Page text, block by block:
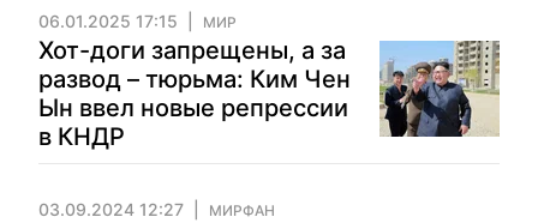
06.01.2025 17:15 МИР
Хот-доги запрещены, а за
развод – тюрьма: Ким Чен
Ын ввел новые репрессии
в КНДР
03.09.2024 12:27 МИРФАН